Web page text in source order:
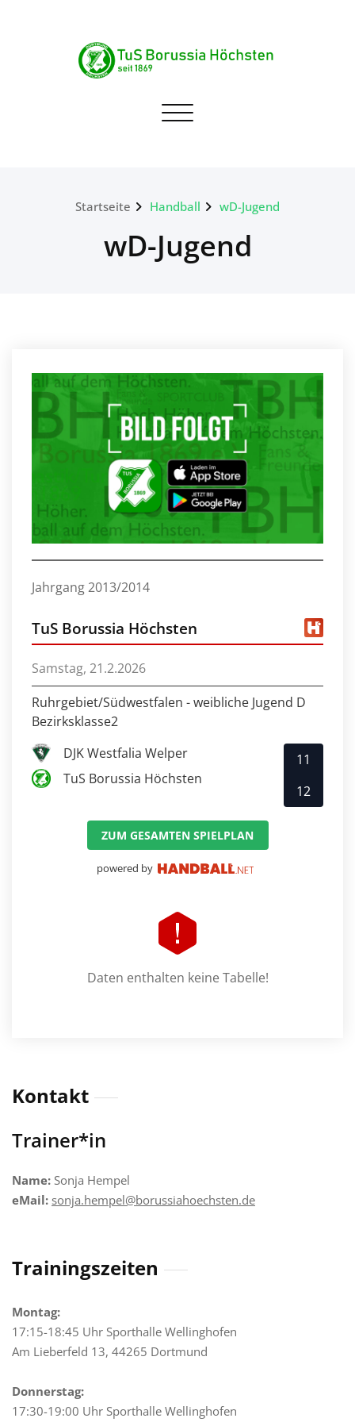
TuS Borussia Höchsten
Navigation umschalten
Startseite Handball wD-Jugend
wD-Jugend
Jahrgang 2013/2014
TuS Borussia Höchsten
Samstag, 21.2.2026
Ruhrgebiet/Südwestfalen - weibliche Jugend D
Bezirksklasse2
DJK Westfalia Welper
TuS Borussia Höchsten
11
12
ZUM GESAMTEN SPIELPLAN
powered by
Daten enthalten keine Tabelle!
Kontakt
Trainer*in
Name: Sonja Hempel
eMail: sonja.hempel@borussiahoechsten.de
Trainingszeiten
Montag:
17:15-18:45 Uhr Sporthalle Wellinghofen
Am Lieberfeld 13, 44265 Dortmund
Donnerstag:
17:30-19:00 Uhr Sporthalle Wellinghofen